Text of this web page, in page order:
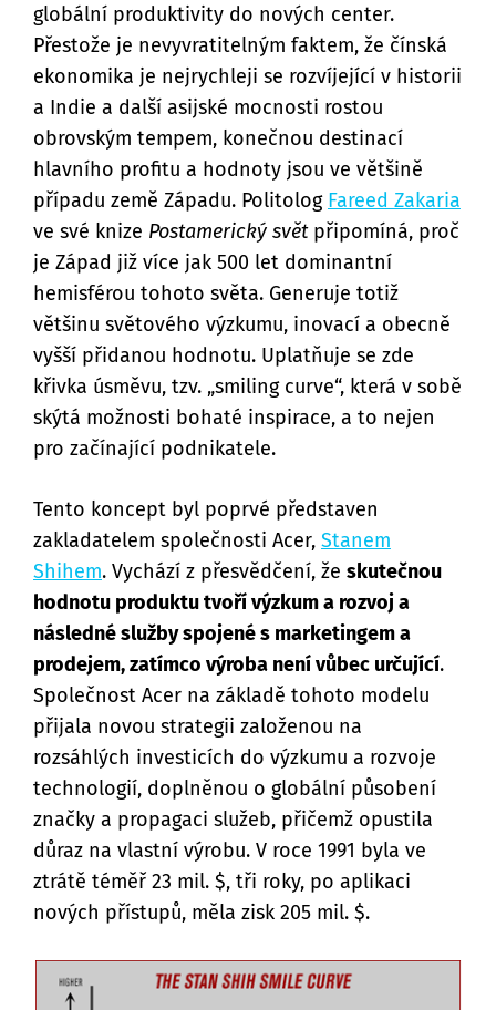
globální produktivity do nových center.
Přestože je nevyvratitelným faktem, že čínská
ekonomika je nejrychleji se rozvíjející v historii
a Indie a další asijské mocnosti rostou
obrovským tempem, konečnou destinací
hlavního profitu a hodnoty jsou ve většině
případu země Západu. Politolog Fareed Zakaria
ve své knize Postamerický světpřipomíná, proč
je Západ již více jak 500 let dominantní
hemisférou tohoto světa. Generuje totiž
většinu světového výzkumu, inovací a obecně
vyšší přidanou hodnotu. Uplatňuje se zde
křivka úsměvu, tzv. „smiling curve“, která v sobě
skýtá možnosti bohaté inspirace, a to nejen
pro začínající podnikatele.
Tento koncept byl poprvé představen
zakladatelem společnosti Acer, Stanem
Shihem. Vychází z přesvědčení, že skutečnou
hodnotu produktu tvoří výzkum a rozvoj a
následné služby spojené s marketingem a
prodejem, zatímco výroba není vůbec určující.
Společnost Acer na základě tohoto modelu
přijala novou strategii založenou na
rozsáhlých investicích do výzkumu a rozvoje
technologií, doplněnou o globální působení
značky a propagaci služeb, přičemž opustila
důraz na vlastní výrobu. V roce 1991 byla ve
ztrátě téměř 23 mil. $, tři roky, po aplikaci
nových přístupů, měla zisk 205 mil. $.